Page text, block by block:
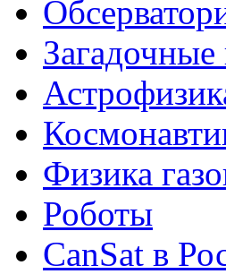
Загадочные
Физика
Роботы
CanSat в